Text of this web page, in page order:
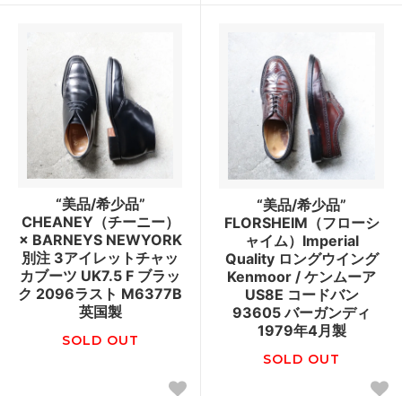
“美品/希少品”
CHEANEY（チーニー）
× BARNEYS NEWYORK
別注 3アイレットチャッ
カブーツ UK7.5 F ブラッ
ク 2096ラスト M6377B
英国製
SOLD OUT
“美品/希少品”
FLORSHEIM（フローシ
ャイム）Imperial
Quality ロングウイング
Kenmoor / ケンムーア
US8E コードバン
93605 バーガンディ
1979年4月製
SOLD OUT